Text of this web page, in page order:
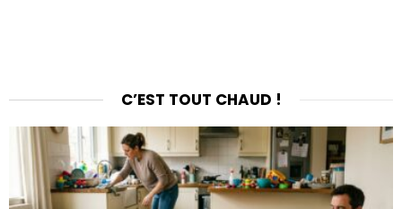
C’EST TOUT CHAUD !